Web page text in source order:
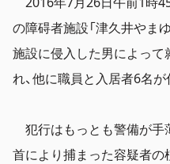
の障碍者施設「津久井やま
施設に侵入した男によっ
れ、他に職員と入居者6名が
犯行はもっとも警備が手
首により捕まった容疑者の